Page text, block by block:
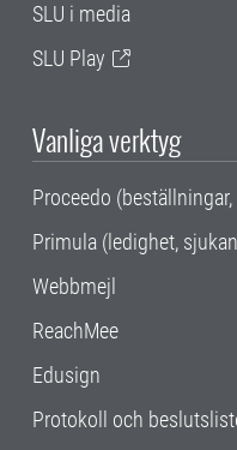
SLU i media
SLU Play
Vanliga verktyg
Proceedo
Primula (ledighet,
Webbmejl
ReachMee
Edusign
Protokoll och